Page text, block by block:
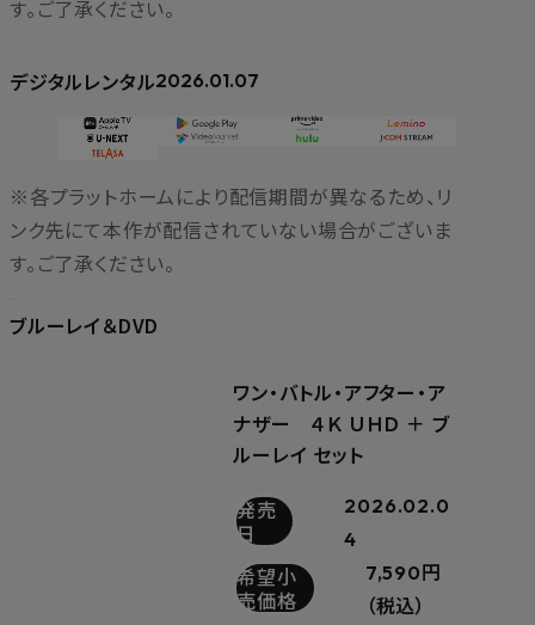
す。ご了承ください。
デジタルレンタル2026.01.07
※各プラットホームにより配信期間が異なるため、リ
ンク先にて本作が配信されていない場合がございま
す。ご了承ください。
ブルーレイ＆DVD
ワン・バトル・アフター・ア
ナザー ４Ｋ ＵＨＤ ＋ ブ
ルーレイ セット
発売
日
2026.02.0
4
希望小
売価格
7,590円
（税込）